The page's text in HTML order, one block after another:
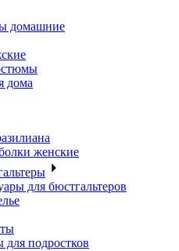
домашние
дома
женские
для бюстгальтеров
для подростков